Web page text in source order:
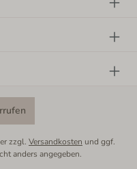
zzgl. Versandkosten und ggf.
anders angegeben.